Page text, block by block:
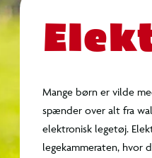
Mange børn er
Elektronik til børn
seje robotter,
sagtens blive en